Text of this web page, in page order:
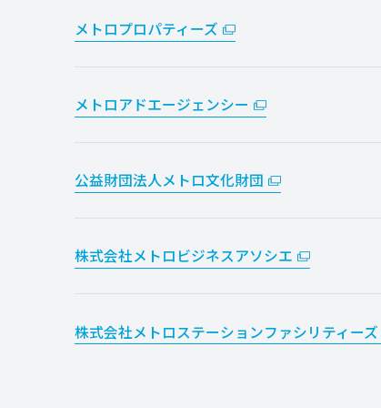
メトロプロパティーズ
メトロアドエージェンシー
公益財団法人メトロ文化財団
株式会社メトロビジネスアソシエ
株式会社メトロステーションファシリティーズ